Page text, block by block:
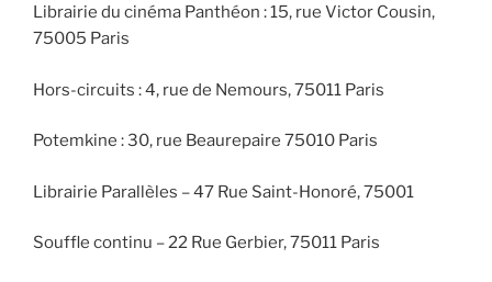
Librairie du cinéma Panthéon : 15, rue Victor Cousin,
75005 Paris
Hors-circuits : 4, rue de Nemours, 75011 Paris
Potemkine : 30, rue Beaurepaire 75010 Paris
Librairie Parallèles – 47 Rue Saint-Honoré, 75001
Souffle continu – 22 Rue Gerbier, 75011 Paris